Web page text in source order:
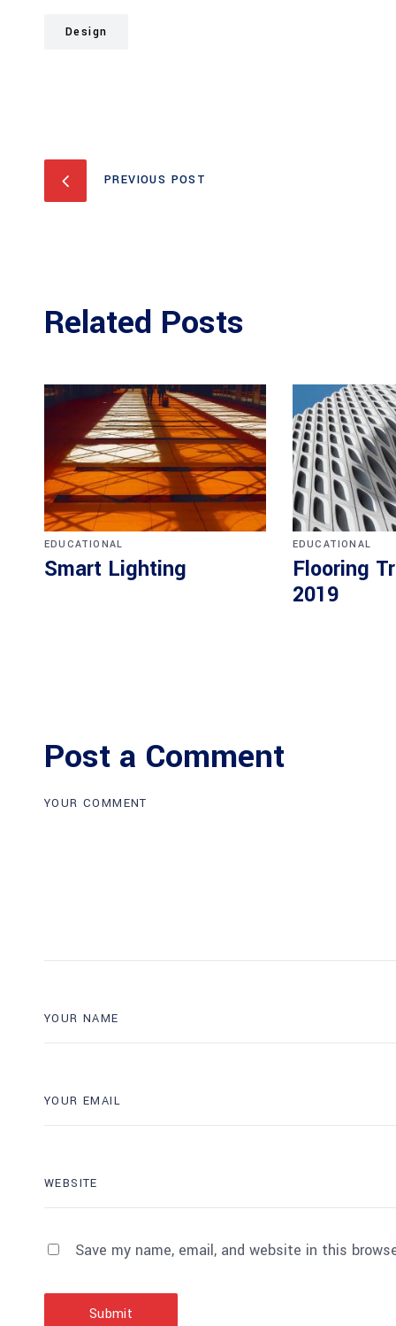
Design
PREVIOUS POST
Related Posts
EDUCATIONAL
Smart Lighting
EDUCATIONAL
Flooring
2019
Post a Comment
Save my name, email, and website in this
Submit